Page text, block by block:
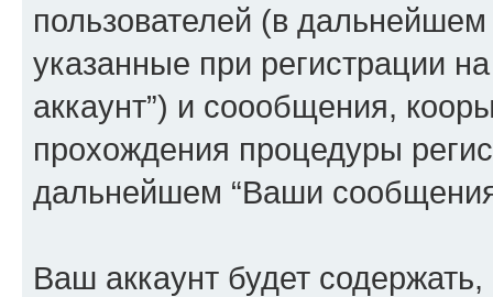
пользователей (в
указанные при регистрации
аккаунт”) и соообщения,
прохождения процедуры
дальнейшем “Ваши
Ваш аккаунт будет